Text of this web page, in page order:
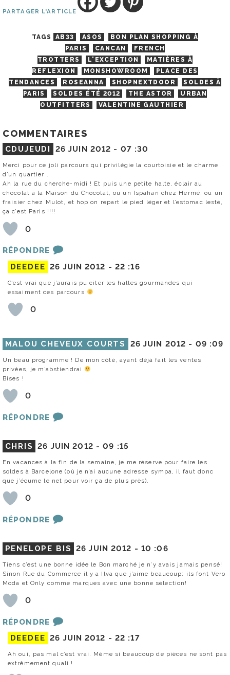
PARTAGER L'ARTICLE
TAGS AB33 ASOS
BON PLAN SHOPPING À
PARIS
CANCAN
FRENCH
TROTTERS
L'EXCEPTION
MATIÈRES À
REFLEXION
MONSHOWROOM
PLACE DES
TENDANCES
ROSEANNA SHOPNEXTDOOR
SOLDES À
PARIS
SOLDES ÉTÉ 2012 THE ASTOR
URBAN
OUTFITTERS
VALENTINE GAUTHIER
COMMENTAIRES
CDUJEUDI 26 JUIN 2012 - 07 :30
Merci pour ce joli parcours qui privilégie la courtoisie et le charme
d’un quartier .
Ah la rue du cherche-midi ! Et puis une petite halte, éclair au
chocolat à la Maison du Chocolat, ou un Ispahan chez Hermé, ou un
fraisier chez Mulot, et hop on repart le pied léger et l’estomac lesté,
ça c’est Paris !!!!
0
RÉPONDRE
DEEDEE 26 JUIN 2012 - 22 :16
C’est vrai que j’aurais pu citer les haltes gourmandes qui
essaiment ces parcours
0
MALOU CHEVEUX COURTS 26 JUIN 2012 - 09 :09
Un beau programme ! De mon côté, ayant déjà fait les ventes
privées, je m’abstiendrai
Bises !
0
RÉPONDRE
CHRIS 26 JUIN 2012 -09 :15
En vacances à la fin de la semaine, je me réserve pour faire les
soldes à Barcelone (où je n’ai aucune adresse sympa, il faut donc
que j’écume le net pour voir ça de plus près).
0
RÉPONDRE
PENELOPE BIS 26 JUIN 2012 - 10 :06
Tiens c’est une bonne idée le Bon marché je n’y avais jamais pensé!
Sinon Rue du Commerce il y a Ilva que j’aime beaucoup: ils font Vero
Moda et Only comme marques avec une bonne sélection!
0
RÉPONDRE
DEEDEE 26 JUIN 2012 - 22 :17
Ah oui, pas mal c’est vrai. Même si beaucoup de pièces ne sont pas
extrêmement quali !